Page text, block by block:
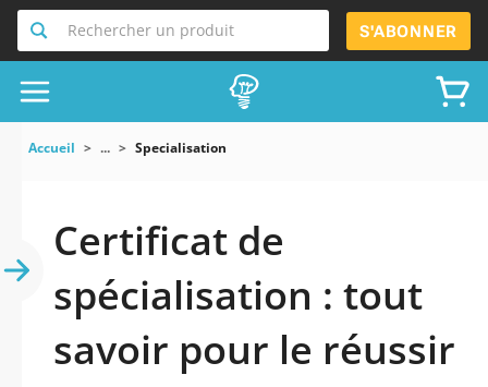
Rechercher un produit S'ABONNER
Accueil ... Specialisation
Certificat de
spécialisation : tout
savoir pour le réussir